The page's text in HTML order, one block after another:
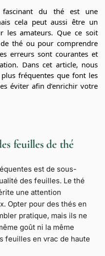
du thé est une
cela peut aussi être un
les amateurs. Que ce soit
thé ou pour comprendre
erreurs sont courantes et
Dans cet article, nous
fréquentes que font les
éviter afin d’enrichir votre
feuilles de thé
est de sous-
des feuilles. Le thé
une attention
Opter pour des thés en
pratique, mais ils ne
goût ni la même
feuilles en vrac de haute